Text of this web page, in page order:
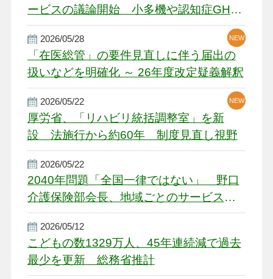
ービスの議論開始 小多機や認知症GH、
厳しい経営環境に危機感
2026/05/28
「在医総管」の要件見直しに伴う届出の
扱いなどを明確化 ～ 26年度改定疑義解釈
NEW
NEW
2026/05/22
厚労省、「リハビリ統括調整室」を新
設 法施行から約60年 制度見直し視野
NEW
2026/05/22
2040年問題「全国一律ではない」 野口
介護保険部会長、地域ごとのサービス基
盤整備を促す
2026/05/12
こどもの数1329万人、45年連続減で過去
最少を更新 総務省推計